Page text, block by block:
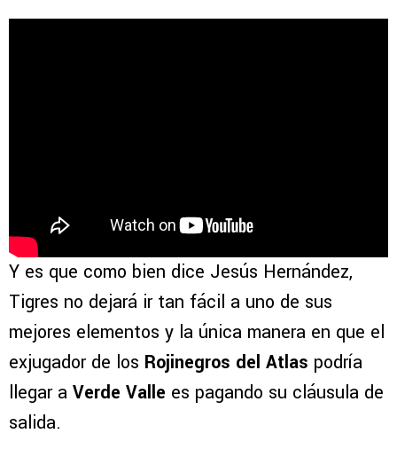
Y es que como bien dice Jesús Hernández,
Tigres no dejará ir tan fácil a uno de sus
mejores elementos y la única manera en que el
exjugador de los Rojinegros del Atlas podría
llegar a Verde Valle es pagando su cláusula de
salida.